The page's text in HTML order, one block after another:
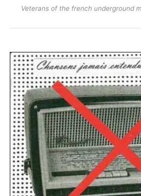
Veterans of the french underground